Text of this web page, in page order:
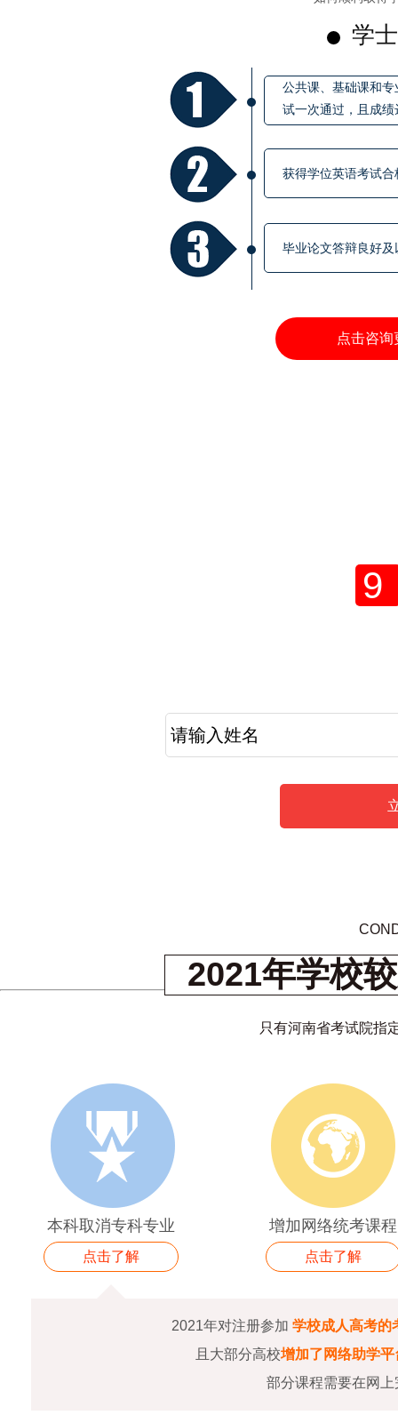
学
公共课、基础课和
试一次通过，且成绩
获得学位英语考试合
毕业论文答辩良好及
点击咨
9
2021年学校
只有河南省考试院指
本科取消专科专业
点击了解
增加网络统考课程
点击了解
2021年对注册参加 学校成人高考的
且大部分高校增加了网络助学平
部分课程需要在网